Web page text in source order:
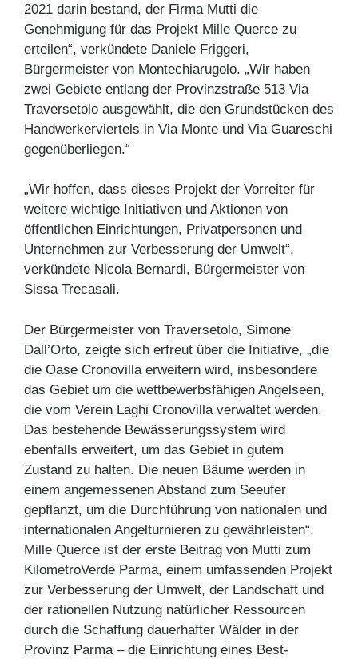
2021 darin bestand, der Firma Mutti die
Genehmigung für das Projekt Mille Querce zu
erteilen“, verkündete Daniele Friggeri,
Bürgermeister von Montechiarugolo. „Wir haben
zwei Gebiete entlang der Provinzstraße 513 Via
Traversetolo ausgewählt, die den Grundstücken des
Handwerkerviertels in Via Monte und Via Guareschi
gegenüberliegen.“
„Wir hoffen, dass dieses Projekt der Vorreiter für
weitere wichtige Initiativen und Aktionen von
öffentlichen Einrichtungen, Privatpersonen und
Unternehmen zur Verbesserung der Umwelt“,
verkündete Nicola Bernardi, Bürgermeister von
Sissa Trecasali.
Der Bürgermeister von Traversetolo, Simone
Dall’Orto, zeigte sich erfreut über die Initiative, „die
die Oase Cronovilla erweitern wird, insbesondere
das Gebiet um die wettbewerbsfähigen Angelseen,
die vom Verein Laghi Cronovilla verwaltet werden.
Das bestehende Bewässerungssystem wird
ebenfalls erweitert, um das Gebiet in gutem
Zustand zu halten. Die neuen Bäume werden in
einem angemessenen Abstand zum Seeufer
gepflanzt, um die Durchführung von nationalen und
internationalen Angelturnieren zu gewährleisten“.
Mille Querce ist der erste Beitrag von Mutti zum
KilometroVerde Parma, einem umfassenden Projekt
zur Verbesserung der Umwelt, der Landschaft und
der rationellen Nutzung natürlicher Ressourcen
durch die Schaffung dauerhafter Wälder in der
Provinz Parma – die Einrichtung eines Best-